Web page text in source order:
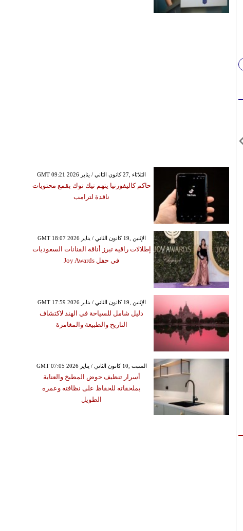
GMT 09:21 2026 الثلاثاء ,27 كانون الثاني / يناير
حاكم كاليفورنيا يتهم تيك توك بقمع محتويات
ناقدة لترامب
GMT 18:07 2026 الإثنين ,19 كانون الثاني / يناير
إطلالات راقية تبرز أناقة الفنانات السعوديات
في حفل Joy Awards
GMT 17:59 2026 الإثنين ,19 كانون الثاني / يناير
دليل شامل للسياحة في الهند لاكتشاف
التاريخ والطبيعة والمغامرة
GMT 07:05 2026 السبت ,10 كانون الثاني / يناير
أسرار تنظيف حوض المطبخ والعناية
بملحقاته للحفاظ على نظافته وعمره
الطويل